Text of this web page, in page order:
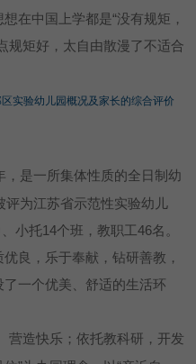
在中国上学都是“没有规矩，
规矩好，太自由散漫了不适合
实验幼儿园概况及家长的综合评价
，是一所集体性质的全日制幼
评为江苏省示范性实验幼儿
小托14个班，教职工46名。
良，乐于奉献，钻研善教，
一个优美、舒适的生活环
营造快乐；依托教科研，开发